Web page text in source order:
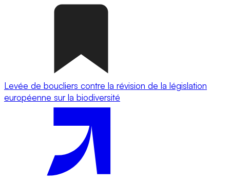
Levée de boucliers contre la révision de la législation
européenne sur la biodiversité